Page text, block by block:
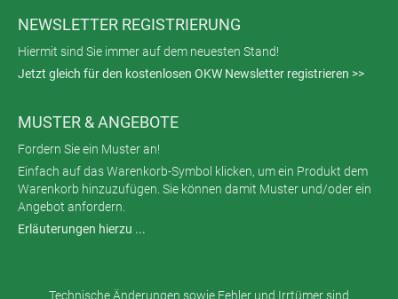
NEWSLETTER REGISTRIERUNG
Hiermit sind Sie immer auf dem neuesten Stand!
Jetzt gleich für den kostenlosen OKW Newsletter registrieren >>
MUSTER & ANGEBOTE
Fordern Sie ein Muster an!
Einfach auf das Warenkorb-Symbol klicken, um ein Produkt dem
Warenkorb hinzuzufügen. Sie können damit Muster und/oder ein
Angebot anfordern.
Erläuterungen hierzu ...
Technische Änderungen sowie Fehler und Irrtümer sind